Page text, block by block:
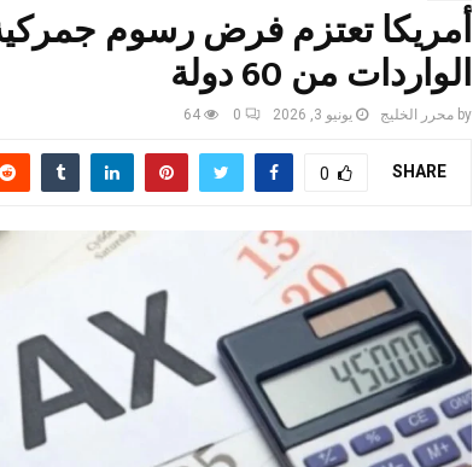
أمريكا تعتزم فرض رسوم
الواردات من 60 دولة
by محرر الخليج يونيو 3, 2026 0
64
SHARE
0